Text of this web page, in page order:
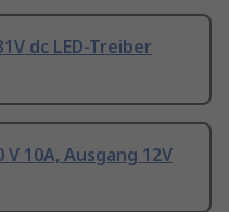
dc LED-Treiber
V 10A, Ausgang 12V